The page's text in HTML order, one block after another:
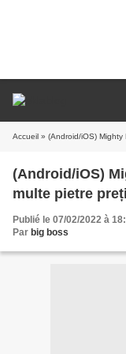
Accueil » (Android/iOS)
(Android/iOS)
multe pietre
Publié le 07/02/2022 à
Par big boss